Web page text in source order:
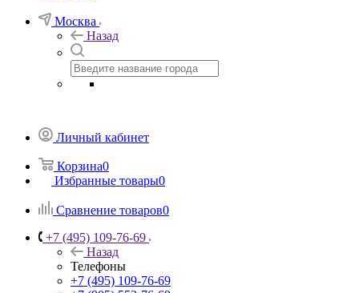
Москва
Назад
Личный кабинет
Корзина0
Избранные товары0
Сравнение товаров0
+7 (495) 109-76-69
Назад
Телефоны
+7 (495) 109-76-69